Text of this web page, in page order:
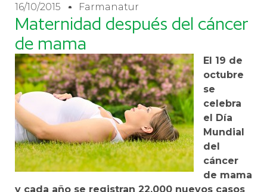
16/10/2015 Farmanatur
Maternidad después del cáncer
de mama
El 19 de
octubre
se
celebra
el Día
Mundial
del
cáncer
de mama
y cada año se registran 22.000 nuevos casos